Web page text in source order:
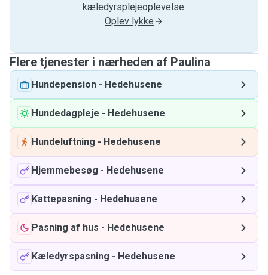
kæledyrsplejeoplevelse.
Oplev lykke
Flere tjenester i nærheden af ​​Paulina
Hundepension - Hedehusene
Hundedagpleje - Hedehusene
Hundeluftning - Hedehusene
Hjemmebesøg - Hedehusene
Kattepasning - Hedehusene
Pasning af hus - Hedehusene
Kæledyrspasning - Hedehusene